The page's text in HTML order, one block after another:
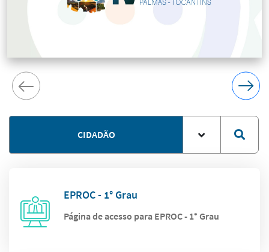
CIDADÃO
EPROC - 1° Grau
Página de acesso para EPROC - 1° Grau